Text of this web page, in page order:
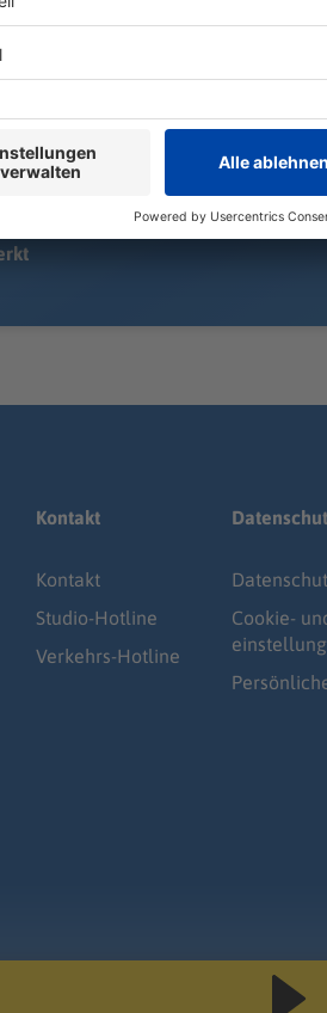
Kontakt
Kontakt
Studio-Hotline
Verkehrs-Hotline
Cookie-